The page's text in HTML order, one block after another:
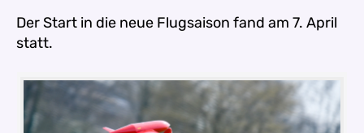
Der Start in die neue Flugsaison fand am 7. April
statt.